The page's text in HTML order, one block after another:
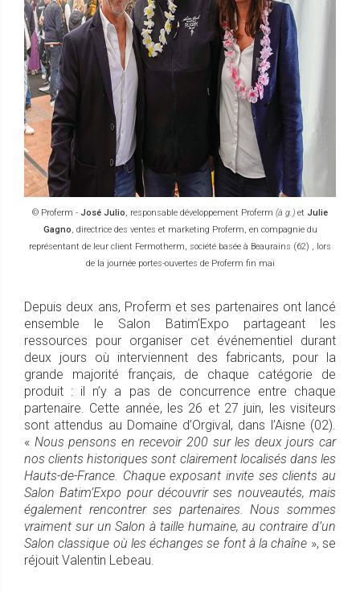
© Proferm - José Julio, responsable développement Proferm (à g.) et Julie
Gagno, directrice des ventes et marketing Proferm, en compagnie du
représentant de leur client Fermotherm, société basée à Beaurains (62) , lors
de la journée portes-ouvertes de Proferm fin mai
Depuis deux ans, Proferm et ses partenaires ont lancé
ensemble le Salon Batim’Expo partageant les
ressources pour organiser cet événementiel durant
deux jours où interviennent des fabricants, pour la
grande majorité français, de chaque catégorie de
produit : il n’y a pas de concurrence entre chaque
partenaire. Cette année, les 26 et 27 juin, les visiteurs
sont attendus au Domaine d’Orgival, dans l’Aisne (02).
« Nous pensons en recevoir 200 sur les deux jours car
nos clients historiques sont clairement localisés dans les
Hauts-de-France. Chaque exposant invite ses clients au
Salon Batim’Expo pour découvrir ses nouveautés, mais
également rencontrer ses partenaires. Nous sommes
vraiment sur un Salon à taille humaine, au contraire d’un
Salon classique où les échanges se font à la chaîne », se
réjouit Valentin Lebeau.